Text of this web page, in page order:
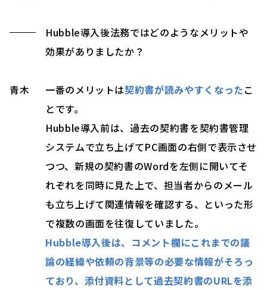
Hubble導入後法務ではどのようなメリットや
効果がありましたか？
青木 一番のメリットは契約書が読みやすくなったこ
とです。
Hubble導入前は、過去の契約書を契約書管理
システムで立ち上げてPC画面の右側で表示させ
つつ、新規の契約書のWordを左側に開いてそ
れぞれを同時に見た上で、担当者からのメール
も立ち上げて関連情報を確認する、といった形
で複数の画面を往復していました。
Hubble導入後は、コメント欄にこれまでの議
論の経緯や依頼の背景等の必要な情報がそろっ
ており、添付資料として過去契約書のURLを添